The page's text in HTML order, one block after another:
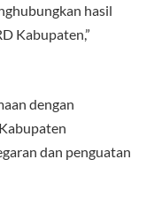
hasil
Kabupaten,”
dengan
dan penguatan